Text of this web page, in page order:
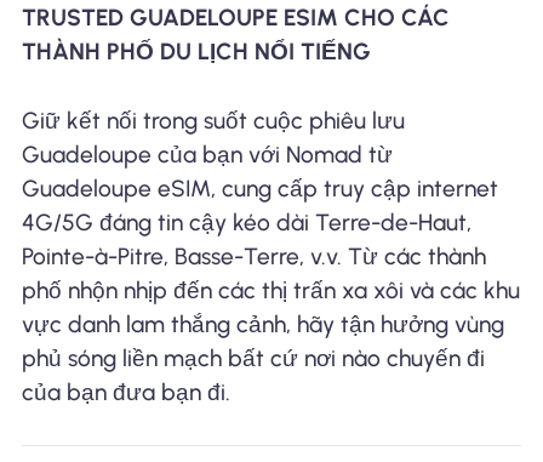
TRUSTED GUADELOUPE ESIM CHO CÁC
THÀNH PHỐ DU LỊCH NỔI TIẾNG
Giữ kết nối trong suốt cuộc phiêu lưu
Guadeloupe của bạn với Nomad từ
Guadeloupe eSIM, cung cấp truy cập internet
4G/5G đáng tin cậy kéo dài Terre-de-Haut,
Pointe-à-Pitre, Basse-Terre, v.v. Từ các thành
phố nhộn nhịp đến các thị trấn xa xôi và các khu
vực danh lam thắng cảnh, hãy tận hưởng vùng
phủ sóng liền mạch bất cứ nơi nào chuyến đi
của bạn đưa bạn đi.